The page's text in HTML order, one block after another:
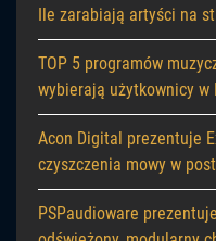
Ile zarabiają artyści na
TOP 5 programów
wybierają użytkownicy w
Acon Digital prezentuje
czyszczenia mowy w
PSPaudioware